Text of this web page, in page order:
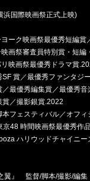
浜国際映画祭正式上映)
ヨーク映画祭最優秀短編
画祭審査員特別賞・短編
映画祭最優秀ドラマ賞
賞／最優秀ファンタジ
最優秀編集賞／最優秀
／撮影銀賞.2022
フェスティバル／オフ
京48 時間映画祭最優秀作
ハリウッドチャイニ
翼』 監督/脚本/撮影/編集